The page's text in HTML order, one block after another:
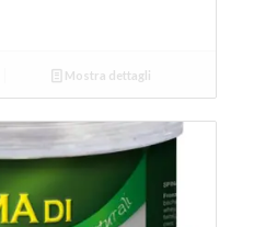
Mostra dettagli